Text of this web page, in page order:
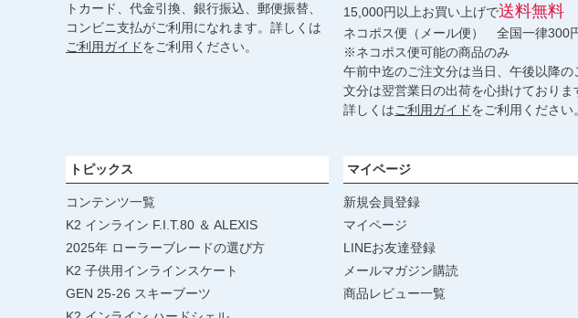
トカード、代金引換、銀行振込、郵便振替、
コンビニ支払がご利用になれます。詳しくは
ご利用ガイドをご利用ください。
15,000円以上お買い上げで送料無料
ネコポス便（メール便） 全国一律300
※ネコポス便可能の商品のみ
午前中迄のご注文分は当日、午後以降の
文分は翌営業日の出荷を心掛けておりま
詳しくはご利用ガイドをご利用ください。
トピックス
コンテンツ一覧
K2 インライン F.I.T.80 ＆ ALEXIS
2025年 ローラーブレードの選び方
K2 子供用インラインスケート
GEN 25-26 スキーブーツ
マイページ
新規会員登録
マイページ
LINEお友達登録
メールマガジン購読
商品レビュー一覧